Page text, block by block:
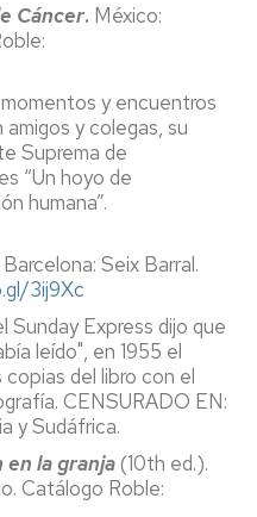
Cáncer. México:
y encuentros
y colegas, su
Suprema de
“Un hoyo de
humana”.
Barcelona: Seix Barral.
3ij9Xc
Express dijo que
leído", en 1955 el
del libro con el
CENSURADO EN:
y Sudáfrica.
en la granja(10th ed.).
Catálogo Roble: